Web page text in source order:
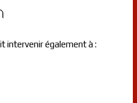
intervenir également à :